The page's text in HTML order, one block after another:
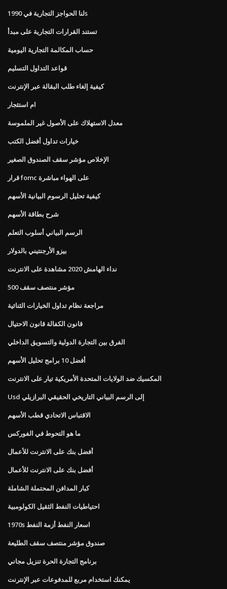
لنا الحواجز التجارية في 1990s
تستند القرارات التجارية على مبدأ
حساب المكالمة التجارية اليومية
قواعد التداول التسليم
كيفية إلغاء طلب البقالة عبر الإنترنت
ام استئجار
معدل الاستهلاك على الأصول غير الملموسة
خيارات تداول أفضل الكتب
الإخلاص مؤشر سقف الصندوق الصغير
قرار fomc على الهواء مباشرة
كيفية تحليل الرسوم البيانية الأسهم
شرح بطاقة الأسهم
الرسم البياني أسلوب التعلم
بيزو الأرجنتيني بالدولار
نداء الهامش 2020 مشاهدة على الانترنت
مؤشر منتصف سقف 500
مراجعة نظام تداول الخيارات الثنائية
قانون الكفالة قانون الاحتيال
الفرق بين التجارة الدولية والتسويق الداخلي
أفضل 10 برامج تحليل الأسهم
المكسيك ضد الولايات المتحدة الأمريكية تيار على الانترنت
Usd إلى الرسم البياني التاريخي الحقيقي البرازيلي
الاقتباس الاتحادي قطب الأسهم
ما هو التحوط في الفوركس
أفضل بنك على الانترنت للأعمال
أفضل بنك على الانترنت للأعمال
كبار المدافن المحتملة الشاملة
احتياطيات النفط الثقيل الكولومبية
1970s اسعار النفط أزمة النفط
صندوق مؤشر منتصف سقف الطليعة
برنامج التجارة الحرة تنزيل مجاني
يمكنك استخدام مربع للمدفوعات عبر الإنترنت